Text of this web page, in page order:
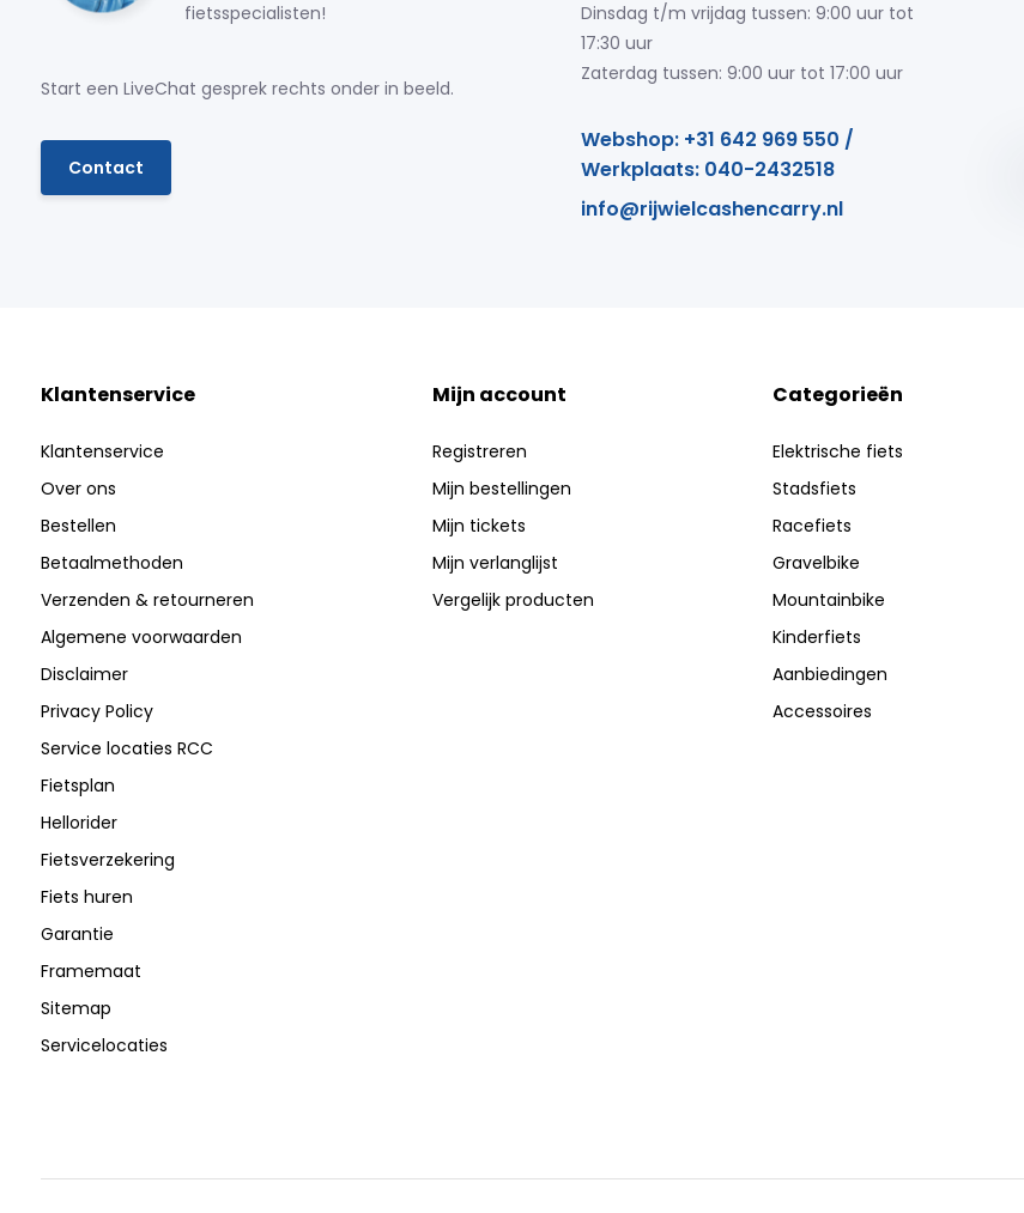
fietsspecialisten!
Start een LiveChat gesprek rechts onder in beeld.
Contact
Dinsdag t/m vrijdag tussen: 9:00 uur tot
17:30 uur
Zaterdag tussen: 9:00 uur tot 17:00 uur
Webshop: +31 642 969 550 /
Werkplaats: 040-2432518
info@rijwielcashencarry.nl
Klantenservice
Klantenservice
Over ons
Bestellen
Betaalmethoden
Verzenden & retourneren
Algemene voorwaarden
Disclaimer
Privacy Policy
Service locaties RCC
Fietsplan
Hellorider
Fietsverzekering
Fiets huren
Garantie
Framemaat
Sitemap
Servicelocaties
Mijn account
Registreren
Mijn bestellingen
Mijn tickets
Mijn verlanglijst
Vergelijk producten
Categorieën
Elektrische fiets
Stadsfiets
Racefiets
Gravelbike
Mountainbike
Kinderfiets
Aanbiedingen
Accessoires